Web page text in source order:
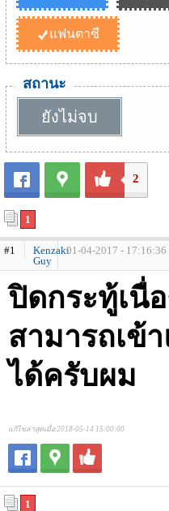
แฟนตาซี
สถานะ
ยังไม่จบ
2
1
#1
Kenzaki
Guy
01-04-2017 - 17:16:36
ปิดกระทู้เนื่
สามารถเข้
ได้ครับผม
แก้ไขล่าสุดเมื่อ 2018-05-14 15:00:00
1